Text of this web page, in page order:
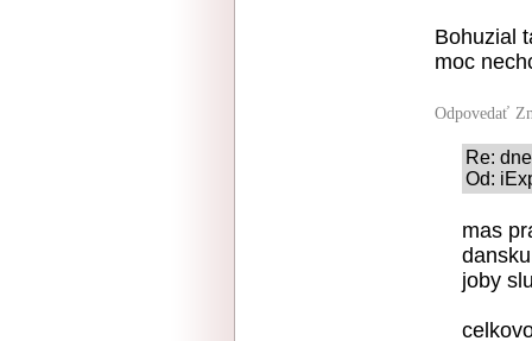
Bohuzial
moc
Odpovedať
Re:
Od:
mas
joby